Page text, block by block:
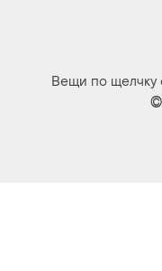
Вещи по щелчку
©